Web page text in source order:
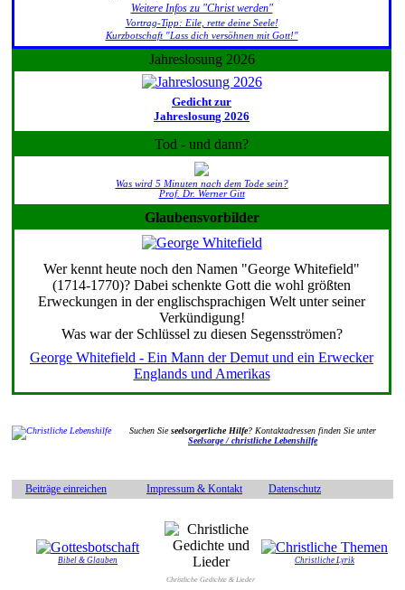
Weitere Infos zu "Christ werden"
Vortrag-Tipp: Eile, rette deine Seele!
Kurzbotschaft "Lass dich versöhnen mit Gott!"
Jahreslosung 2026
Gedicht zur
Jahreslosung 2026
Tod - und dann?
Was wird 5 Minuten nach dem Tode sein?
Prof. Dr. Werner Gitt
Glaubensvorbilder
Wer kennt heute noch den Namen "George Whitefield"
(1714-1770)? Dabei schenkte Gott die wohl größten
Erweckungen in der englischsprachigen Welt unter seiner
Verkündigung!
Was war der Schlüssel zu diesen Segensströmen?
George Whitefield - Ein Mann der Demut und ein Erwecker
Englands und Amerikas
Suchen Sieseelsorgerliche Hilfe? Kontaktadressen finden Sie unter
Seelsorge / christliche Lebenshilfe
Beiträge einreichen Impressum & Kontakt Datenschutz
Bibel & Glauben
Christliche Gedichte & Lieder
Christliche Lyrik